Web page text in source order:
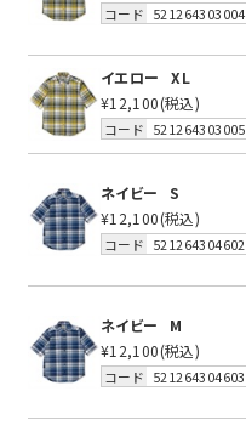
コード 521264303004
イエロー
XL
¥12,100(税込)
コード 521264303005
ネイビー
S
¥12,100(税込)
コード 521264304602
ネイビー
M
¥12,100(税込)
コード 521264304603